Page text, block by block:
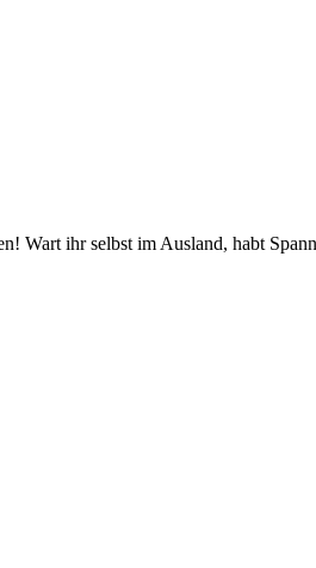
ihr selbst im Ausland, habt